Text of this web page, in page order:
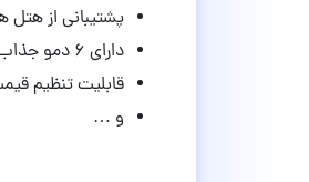
پشتیبانی از هتل
دارای ۶ دمو جذاب و کاربرپسند
قابلیت تنظیم
و …